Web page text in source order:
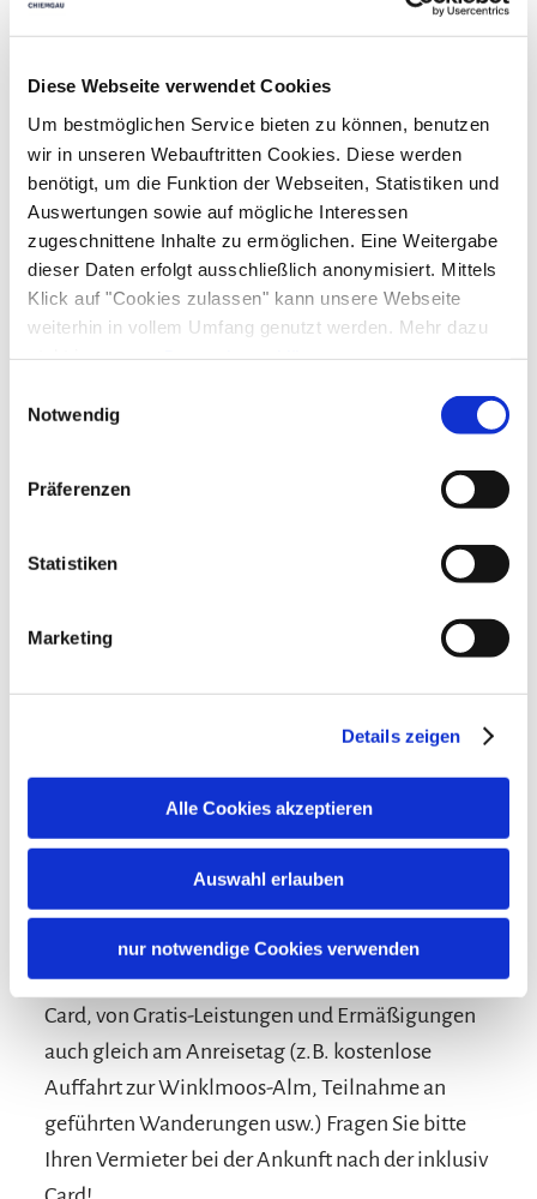
Diese Webseite verwendet Cookies
Um bestmöglichen Service bieten zu können, benutzen
wir in unseren Webauftritten Cookies. Diese werden
benötigt, um die Funktion der Webseiten, Statistiken und
Auswertungen sowie auf mögliche Interessen
zugeschnittene Inhalte zu ermöglichen. Eine Weitergabe
dieser Daten erfolgt ausschließlich anonymisiert. Mittels
Klick auf "Cookies zulassen" kann unsere Webseite
weiterhin in vollem Umfang genutzt werden. Mehr dazu
steht in unserer Datenschutzerklärung.
gelistet.
Notwendig
Präferenzen
Statistiken
Marketing
Details zeigen
Alle Cookies akzeptieren
Auswahl erlauben
nur notwendige Cookies verwenden
kostenloses W-LAN (in der gesamten Unterkunft)
Aktivitäten
Golfplatz (Entfernung max. 3 km)
Skifahren
Wandern
Kinder willkommen
Haustiere nicht erlaubt
Nichtraucherunterkunft (Alle öffentlichen und privaten
Bereiche sind Nichtraucherzonen)
Sprachen
Deutsch Englisch
Zusatzleistungen
Konditionen/Extras
Profitieren Sie von den Vorteilen der inklusiv
Card, von Gratis-Leistungen und Ermäßigungen
auch gleich am Anreisetag (z.B. kostenlose
Auffahrt zur Winklmoos-Alm, Teilnahme an
geführten Wanderungen usw.) Fragen Sie bitte
Ihren Vermieter bei der Ankunft nach der inklusiv